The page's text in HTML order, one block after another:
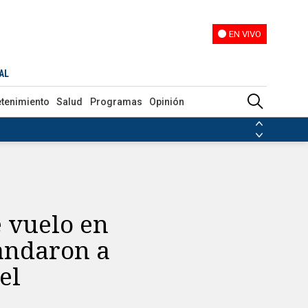
EN VIVO
Salud Programas Opinión
sus piernas y el argentino reaccionó
de las FARC
vuelo en
a